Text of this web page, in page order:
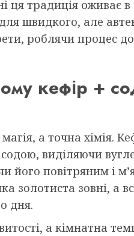
ця традиція оживає
швидкого, але
роблячи процес
кефір +
а точна хімія.
виділяючи
його повітряним і
золотиста зовні, а
дня.
а кімнатна